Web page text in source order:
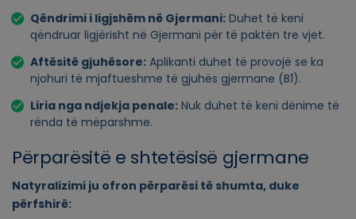
Qëndrimi i ligjshëm në Gjermani: Duhet të keni
qëndruar ligjërisht në Gjermani për të paktën tre vjet.
Aftësitë gjuhësore: Aplikanti duhet të provojë se ka
njohuri të mjaftueshme të gjuhës gjermane (B1).
Liria nga ndjekja penale: Nuk duhet të keni dënime të
rënda të mëparshme.
Përparësitë e shtetësisë gjermane
Natyralizimi ju ofron përparësi të shumta, duke
përfshirë: